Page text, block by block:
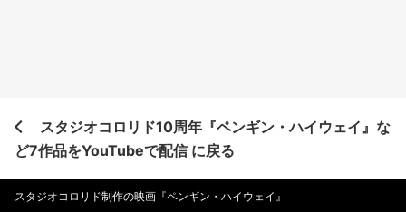
スタジオコロリド10周年『ペンギン・ハイウェイ』な
ど7作品をYouTubeで配信 に戻る
スタジオコロリド制作の映画『ペンギン・ハイウェイ』